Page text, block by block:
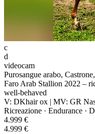
c
d
videocam
Purosangue arabo,
Faro Arab Stallion 2022 –
well-behaved
V: DKhair ox | MV: GR
Ricreazione · Endurance ·
4.999 €
4.999 €